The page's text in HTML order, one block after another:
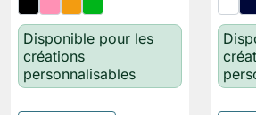
Disponible pour les
créations
personnalisables